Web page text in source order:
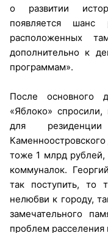
о развитии
появляется шанс
расположенных
дополнительно к
программам».
После основного
«Яблоко» спросили,
для резиденции
тоже 1 млрд рублей,
коммуналок.
так поступить, то
нелюбви к городу,
замечательного
проблем расселения